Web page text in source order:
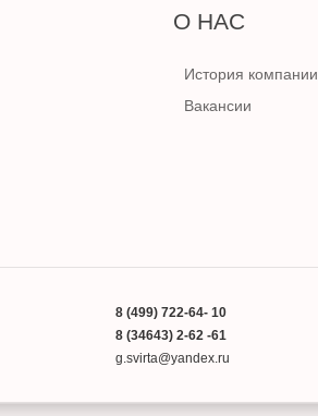
О НАС
История компании
Вакансии
8 (499) 722-64- 10
8 (34643) 2-62 -61
g.svirta@yandex.ru